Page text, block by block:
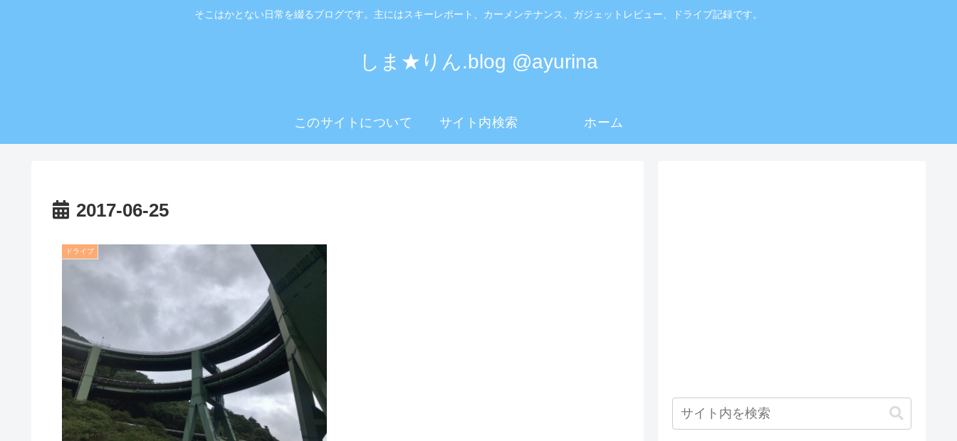
そこはかとない日常を綴るブログです。主にはスキーレポート、カーメンテナンス、ガジェットレビュー、ドライブ記録です。
しま★りん.blog @ayurina
このサイトについて サイト内検索 ホーム
2017-06-25
ドライブ